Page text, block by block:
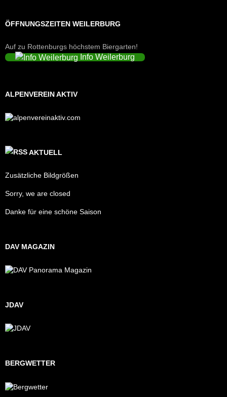
ÖFFNUNGSZEITEN WEILERBURG
Auf zu Rottenburgs höchstem Biergarten!
Info Weilerburg
ALPENVEREIN AKTIV
AKTUELL
Zusätzliche Bildgrößen
Sorry, we are closed
Danke für eine schöne Saison
DAV MAGAZIN
JDAV
BERGWETTER